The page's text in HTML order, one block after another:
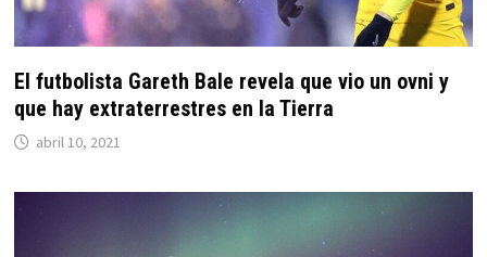
El futbolista Gareth Bale revela que vio un ovni y
que hay extraterrestres en la Tierra
abril 10, 2021